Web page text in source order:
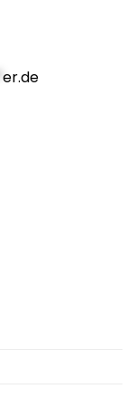
er.de